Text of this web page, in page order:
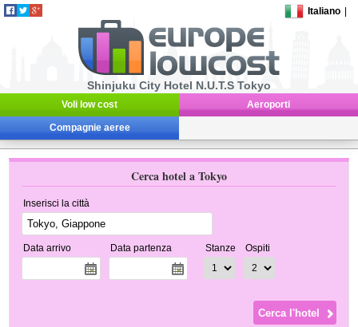
Italiano
Shinjuku City Hotel N.U.T.S Tokyo
Voli low cost Aeroporti
Compagnie aeree
Cerca hotel a Tokyo
Inserisci la città
Data arrivo Data partenza Stanze Ospiti